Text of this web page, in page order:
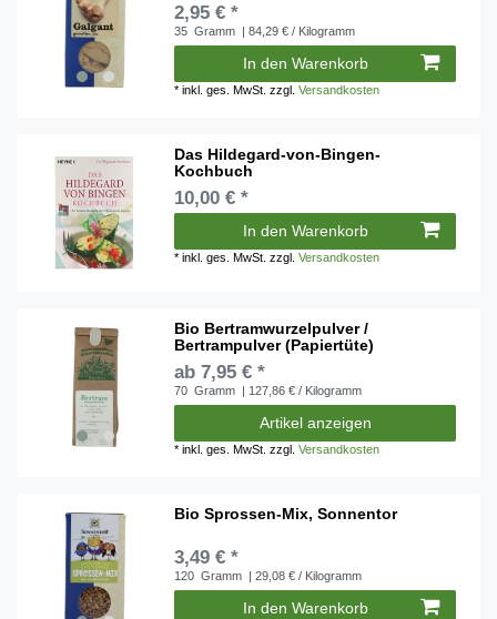
2,95 € *
35 Gramm | 84,29 € / Kilogramm
In den Warenkorb
*inkl. ges. MwSt. zzgl.Versandkosten
Das Hildegard-von-Bingen-
Kochbuch
10,00 € *
In den Warenkorb
*inkl. ges. MwSt. zzgl.Versandkosten
Bio Bertramwurzelpulver /
Bertrampulver (Papiertüte)
ab 7,95 € *
70 Gramm | 127,86 € / Kilogramm
Artikel anzeigen
*inkl. ges. MwSt. zzgl.Versandkosten
Bio Sprossen-Mix, Sonnentor
3,49 € *
120 Gramm | 29,08 € / Kilogramm
In den Warenkorb